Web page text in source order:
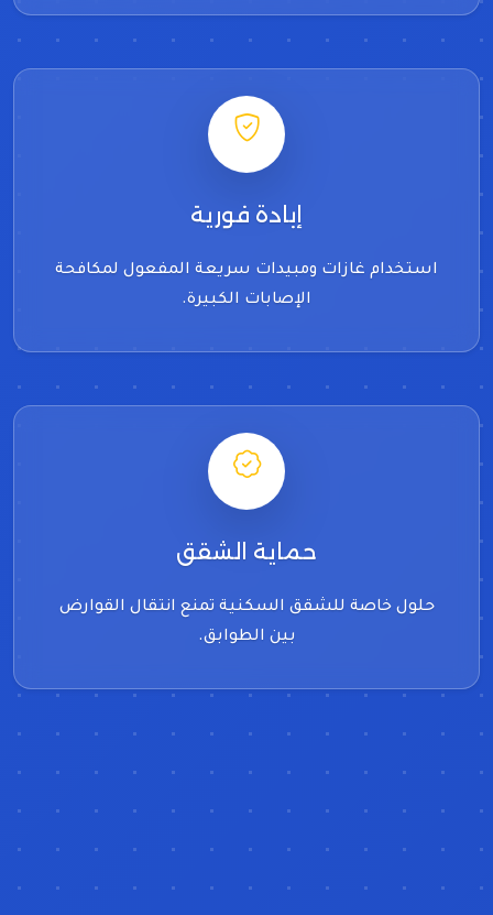
إبادة فورية
استخدام غازات ومبيدات سريعة المفعول لمكافحة
الإصابات الكبيرة.
حماية الشقق
حلول خاصة للشقق السكنية تمنع انتقال القوارض
بين الطوابق.